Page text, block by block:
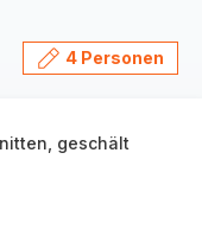
4 Personen
geschält